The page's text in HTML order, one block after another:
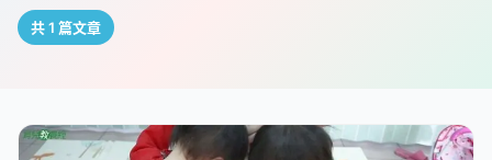
共 1 篇文章